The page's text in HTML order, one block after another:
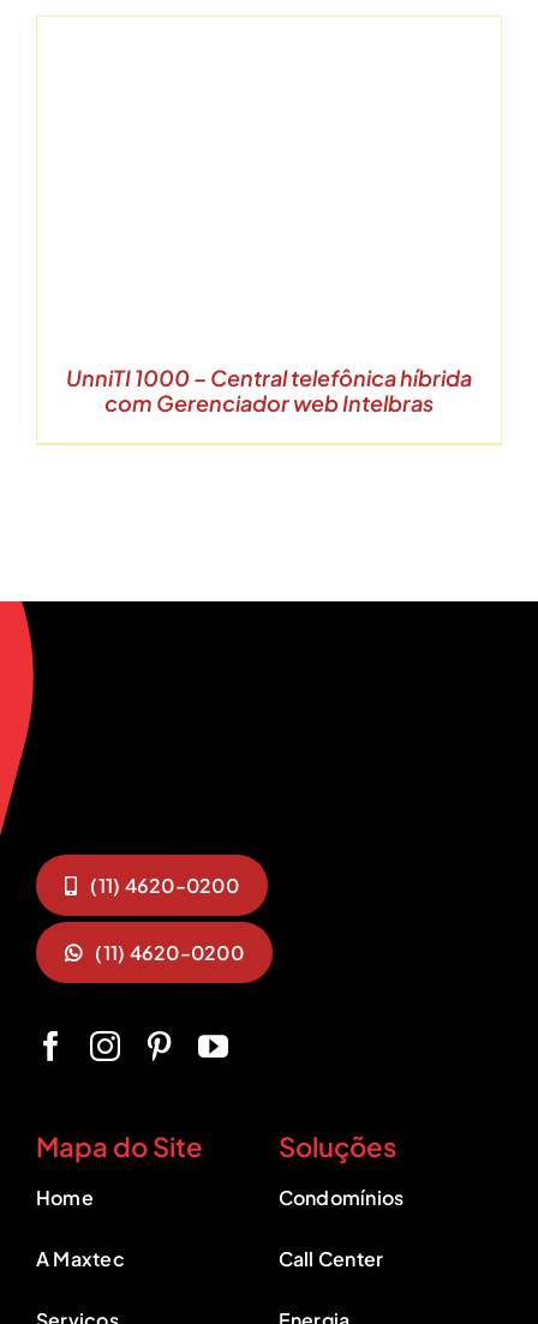
UnniTI 1000 – Central telefônica híbrida
com Gerenciador web Intelbras
(11) 4620-0200
(11) 4620-0200
Mapa do Site
Home
A Maxtec
Soluções
Condomínios
Call Center